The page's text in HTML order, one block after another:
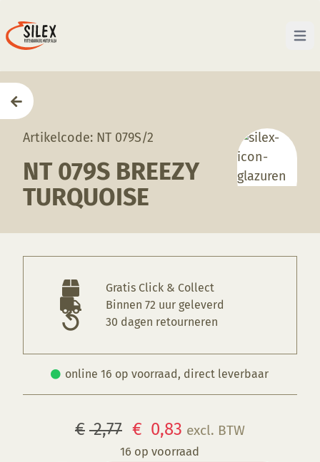
Open
Artikelcode: NT 079S/2
NT 079S BREEZY
TURQUOISE
Gratis Click & Collect
Binnen 72 uur geleverd
30 dagen retourneren
online 16 op voorraad, direct leverbaar
€ 2,77 Oorspronkelijke
prijs
€ 0,83Huidige
prijs
excl. BTW
16 op voorraad